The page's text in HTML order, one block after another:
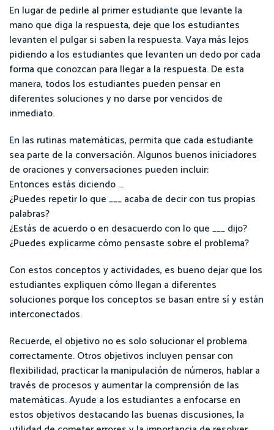
En lugar de pedirle al primer estudiante que levante la
mano que diga la respuesta, deje que los estudiantes
levanten el pulgar si saben la respuesta. Vaya más lejos
pidiendo a los estudiantes que levanten un dedo por cada
forma que conozcan para llegar a la respuesta. De esta
manera, todos los estudiantes pueden pensar en
diferentes soluciones y no darse por vencidos de
inmediato.
En las rutinas matemáticas, permita que cada estudiante
sea parte de la conversación. Algunos buenos iniciadores
de oraciones y conversaciones pueden incluir:
Entonces estás diciendo ...
¿Puedes repetir lo que ___ acaba de decir con tus propias
palabras?
¿Estás de acuerdo o en desacuerdo con lo que ___ dijo?
¿Puedes explicarme cómo pensaste sobre el problema?
Con estos conceptos y actividades, es bueno dejar que los
estudiantes expliquen cómo llegan a diferentes
soluciones porque los conceptos se basan entre sí y están
interconectados.
Recuerde, el objetivo no es solo solucionar el problema
correctamente. Otros objetivos incluyen pensar con
flexibilidad, practicar la manipulación de números, hablar a
través de procesos y aumentar la comprensión de las
matemáticas. Ayude a los estudiantes a enfocarse en
estos objetivos destacando las buenas discusiones, la